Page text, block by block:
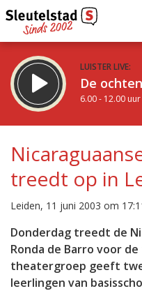
LUISTER LIVE:
De
6.00 - 12.00 uur
De middag van
12.00 - 19.00 uur
Vorig uur
Inklappen
treedt op in
Leiden, 11 juni 2003 om
Donderdag treedt de
Ronda de Barro voor
theatergroep geeft
leerlingen van